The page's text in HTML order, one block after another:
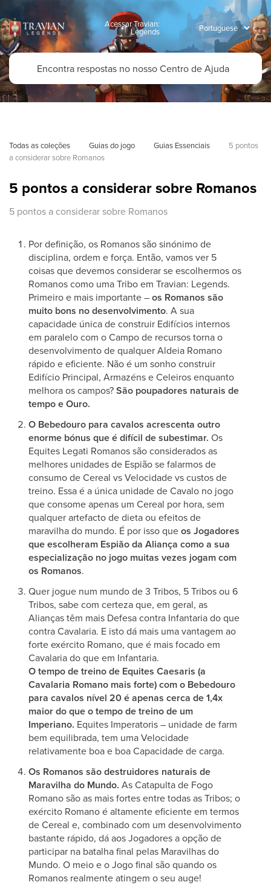
Acessar Travian:
Legends
Todas as coleções Guias do jogo Guias Essenciais
5 pontos
a considerar sobre Romanos
5 pontos a considerar sobre Romanos
5 pontos a considerar sobre Romanos
Por definição, os Romanos são sinónimo de
disciplina, ordem e força. Então, vamos ver 5
coisas que devemos considerar se escolhermos os
Romanos como uma Tribo em Travian: Legends.
Primeiro e mais importante –os Romanos são
muito bons no desenvolvimento. A sua
capacidade única de construir Edifícios internos
em paralelo com o Campo de recursos torna o
desenvolvimento de qualquer Aldeia Romano
rápido e eficiente. Não é um sonho construir
Edifício Principal, Armazéns e Celeiros enquanto
melhora os campos?São poupadores naturais de
tempo e Ouro.
O Bebedouro para cavalos acrescenta outro
enorme bónus que é difícil de subestimar. Os
Equites Legati Romanos são considerados as
melhores unidades de Espião se falarmos de
consumo de Cereal vs Velocidade vs custos de
treino. Essa é a única unidade de Cavalo no jogo
que consome apenas um Cereal por hora, sem
qualquer artefacto de dieta ou efeitos de
maravilha do mundo. É por isso queos Jogadores
que escolheram Espião da Aliança como a sua
especialização no jogo muitas vezes jogam com
os Romanos.
Quer jogue num mundo de 3 Tribos, 5 Tribos ou 6
Tribos, sabe com certeza que, em geral, as
Alianças têm mais Defesa contra Infantaria do que
contra Cavalaria. E isto dá mais uma vantagem ao
forte exército Romano, que é mais focado em
Cavalaria do que em Infantaria.
O tempo de treino de Equites Caesaris (a
Cavalaria Romano mais forte) com o Bebedouro
para cavalos nível 20 é apenas cerca de 1,4x
maior do que o tempo de treino de um
Imperiano. Equites Imperatoris – unidade de farm
bem equilibrada, tem uma Velocidade
relativamente boa e boa Capacidade de carga.
Os Romanos são destruidores naturais de
Maravilha do Mundo. As Catapulta de Fogo
Romano são as mais fortes entre todas as Tribos; o
exército Romano é altamente eficiente em termos
de Cereal e, combinado com um desenvolvimento
bastante rápido, dá aos Jogadores a opção de
participar na batalha final pelas Maravilhas do
Mundo. O meio e o Jogo final são quando os
Romanos realmente atingem o seu auge!